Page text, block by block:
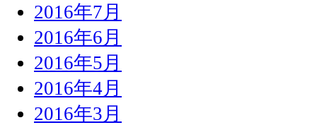
2016年7月
2016年6月
2016年5月
2016年4月
2016年3月